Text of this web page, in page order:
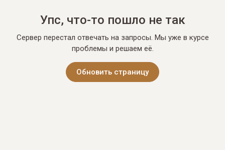
Упс, что-то пошло не так
Сервер перестал отвечать на запросы. Мы уже в курсе
проблемы и решаем её.
Обновить страницу